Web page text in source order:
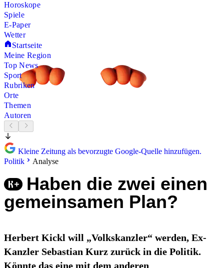
Horoskope
Spiele
E-Paper
Wetter
Startseite
Meine Region
Top News
Sport
Rubriken
Orte
Themen
Autoren
Kleine Zeitung als bevorzugte Google-Quelle hinzufügen.
Politik
Analyse
Haben die zwei einen
gemeinsamen Plan?
Herbert Kickl will „Volkskanzler“ werden, Ex-
Kanzler Sebastian Kurz zurück in die Politik.
Könnte das eine mit dem anderen